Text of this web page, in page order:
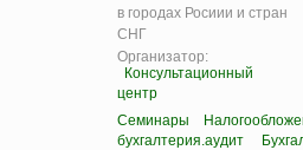
в городах Росиии и стран
СНГ
Организатор:
Консультационный
центр
Семинары
бухгалтерия.аудит